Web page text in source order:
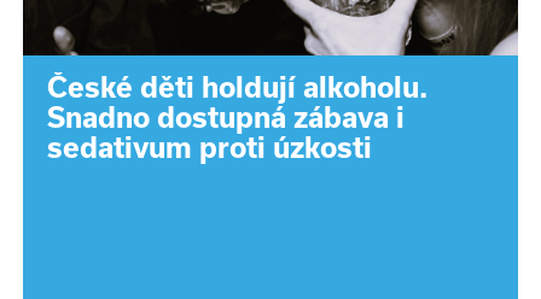
České děti holdují alkoholu.
Snadno dostupná zábava i
sedativum proti úzkosti